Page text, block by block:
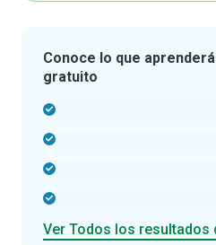
Conoce lo que
gratuito
Ver Todos los resultados